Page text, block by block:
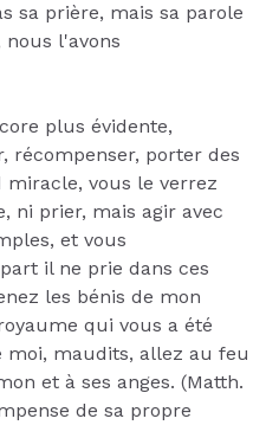
sa prière, mais sa parole
l'avons
plus évidente,
récompenser, porter des
vous le verrez
ni prier, mais agir avec
et vous
il ne prie dans ces
les bénis de mon
qui vous a été
moi, maudits, allez au feu
et à ses anges. (Matth.
de sa propre